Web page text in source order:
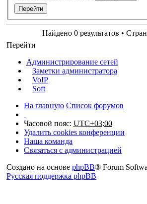
Найдено 0 результатов •
Перейти
Администрирование сетей
Заметки администратора
VoIP
Soft
На главную Список форумов
Часовой пояс: UTC+03:00
Удалить cookies конференции
Наша команда
Связаться с администрацией
Создано на основе phpBB® Forum
Русская поддержка phpBB